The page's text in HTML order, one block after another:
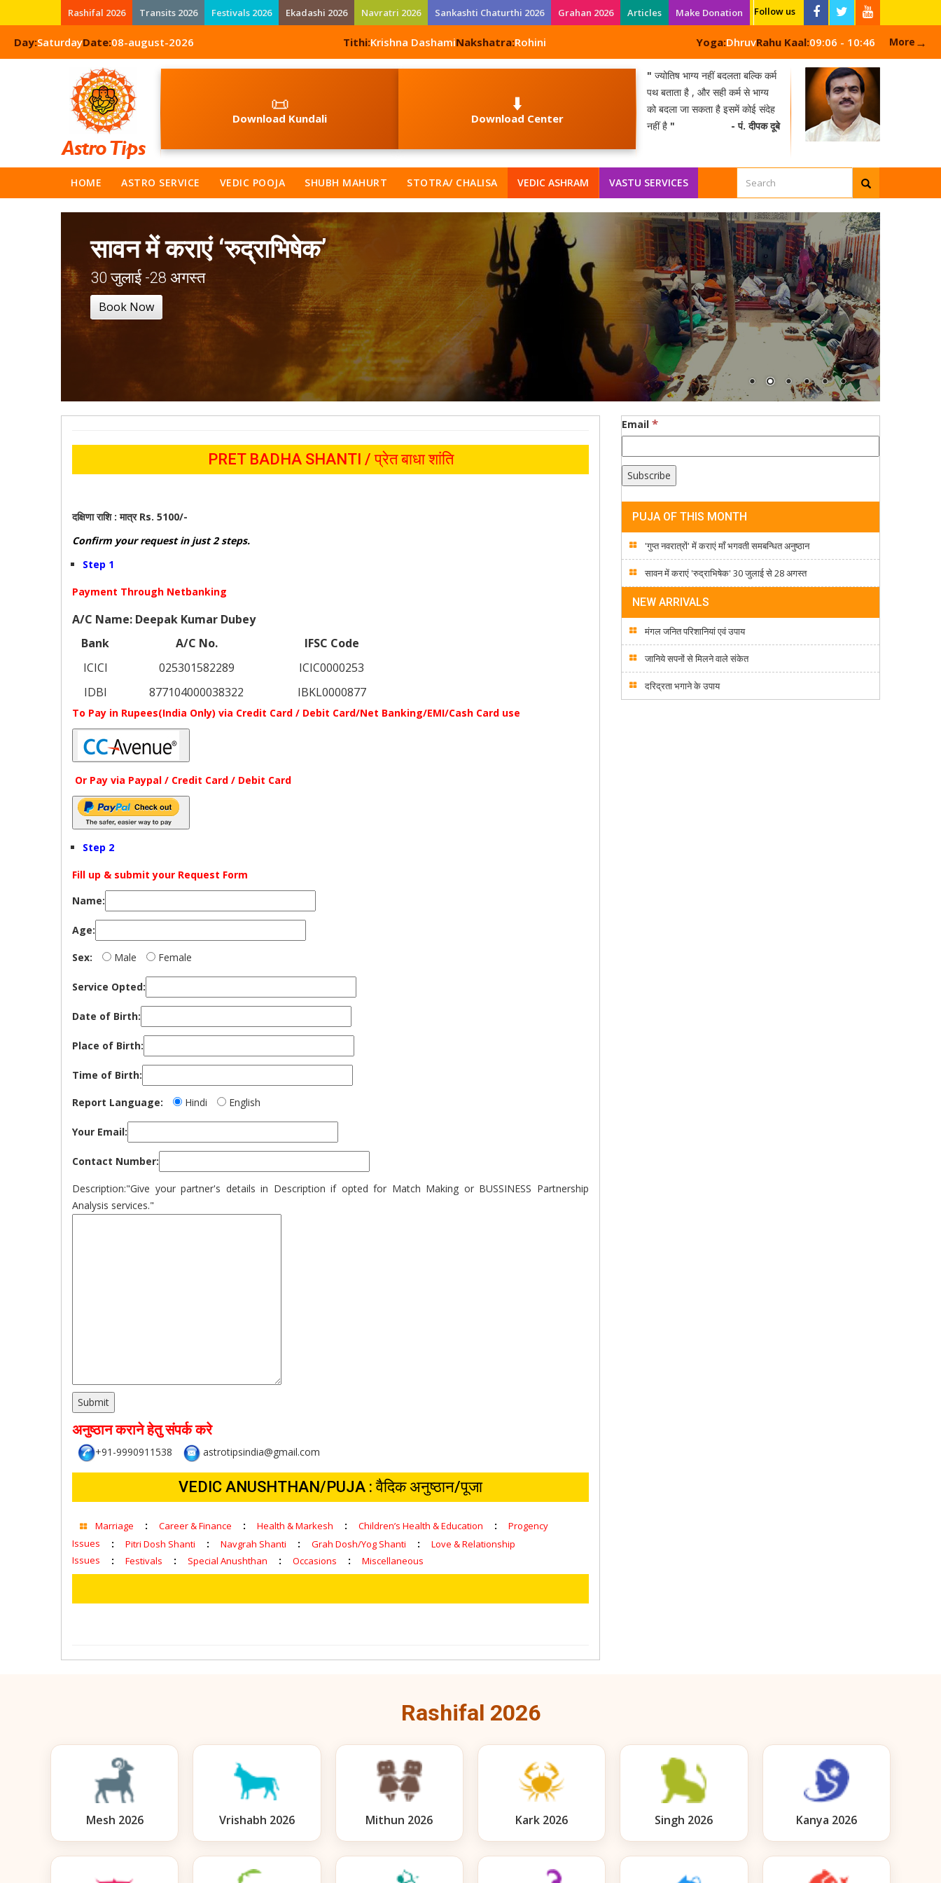
Rashifal 2026 Transits 2026 Festivals 2026 Ekadashi 2026 Navratri 2026 Sankashti Chaturthi 2026 Grahan 2026 Articles Make Donation Follow us
Day:SaturdayDate:08-august-2026 Tithi:Krishna DashamiNakshatra:Rohini Yoga:DhruvRahu Kaal:09:06 - 10:46 More →
📜
Download Kundali
⬇️
Download Center
" ज्योतिष भाग्य नहीं बदलता बल्कि कर्म
पथ बताता है , और सही कर्म से भाग्य
को बदला जा सकता है इसमें कोई संदेह
नहीं है " - पं. दीपक दूबे
HOME ASTRO SERVICE VEDIC POOJA SHUBH MAHURT STOTRA/ CHALISA VEDIC ASHRAM VASTU SERVICES
सावन में कराएं ‘रुद्राभिषेक’
30 जुलाई -28 अगस्त
Book Now
PRET BADHA SHANTI / प्रेत बाधा शांति
दक्षिणा राशि : मात्र Rs. 5100/-
Confirm your request in just 2 steps.
Step 1
Payment Through Netbanking
A/C Name: Deepak Kumar Dubey
Bank
A/C No.
IFSC Code
ICICI
025301582289
ICIC0000253
IDBI
877104000038322 IBKL0000877
To Pay in Rupees(India Only) via Credit Card / Debit Card/Net Banking/EMI/Cash Card use
Or Pay via Paypal / Credit Card / Debit Card
Step 2
Fill up & submit your Request Form
Name:
Age:
Sex: Male Female
Service Opted:
Date of Birth:
Place of Birth:
Time of Birth:
Report Language: Hindi English
Your Email:
Contact Number:
Description:"Give your partner's details in Description if opted for Match Making or BUSSINESS Partnership
Analysis services."
अनुष्ठान कराने हेतु संपर्क करे
+91-9990911538 astrotipsindia@gmail.com
VEDIC ANUSHTHAN/PUJA : वैदिक अनुष्ठान/पूजा
Marriage : Career & Finance : Health & Markesh : Children’s Health & Education : Progency
Issues : Pitri Dosh Shanti : Navgrah Shanti : Grah Dosh/Yog Shanti : Love & Relationship
Issues : Festivals : Special Anushthan : Occasions : Miscellaneous
Email *
PUJA OF THIS MONTH
'गुप्त नवरात्रों' में कराएं माँ भगवती समबन्धित अनुष्ठान
सावन में कराएं 'रुद्राभिषेक' 30 जुलाई से 28 अगस्त
NEW ARRIVALS
मंगल जनित परिशानियां एवं उपाय
जानिये सपनों से मिलने वाले संकेत
दरिद्रता भगाने के उपाय
Rashifal 2026
Mesh 2026 Vrishabh 2026 Mithun 2026 Kark 2026 Singh 2026 Kanya 2026